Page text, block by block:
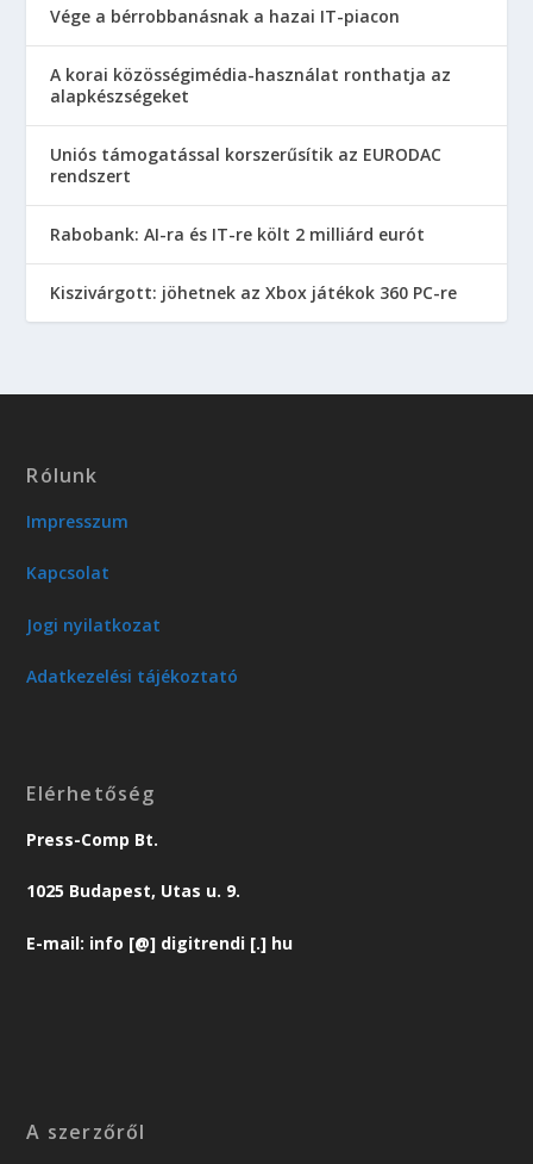
Vége a bérrobbanásnak a hazai IT-piacon
A korai közösségimédia-használat ronthatja az
alapkészségeket
Uniós támogatással korszerűsítik az EURODAC
rendszert
Rabobank: AI-ra és IT-re költ 2 milliárd eurót
Kiszivárgott: jöhetnek az Xbox játékok 360 PC-re
Rólunk
Impresszum
Kapcsolat
Jogi nyilatkozat
Adatkezelési tájékoztató
Elérhetőség
Press-Comp Bt.
1025 Budapest, Utas u. 9.
E-mail: info [@] digitrendi [.] hu
A szerzőről